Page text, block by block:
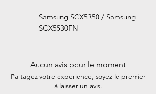
Samsung SCX5350 / Samsung
SCX5530FN
Aucun avis pour le moment
Partagez votre expérience, soyez le premier
à laisser un avis.